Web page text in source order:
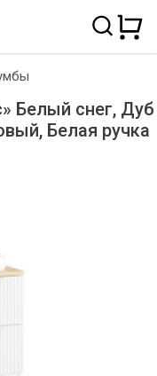
Белый снег, Дуб
Белая ручка